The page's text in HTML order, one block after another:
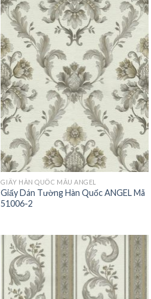
GIẤY HÀN QUỐC MẪU ANGEL
Giấy Dán Tường Hàn Quốc ANGEL Mã
51006-2